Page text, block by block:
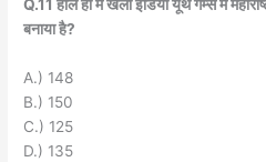
Q.11 हाल ही में खेलो इंडिया यूथ गेम्स में
बनाया है?
A.) 148
B.) 150
C.) 125
D.) 135